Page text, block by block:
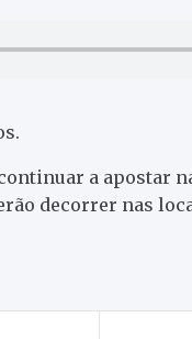
a apostar
decorrer nas